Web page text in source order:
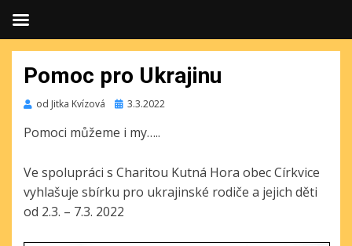
Pomoc pro Ukrajinu
od Jitka Kvízová Publikováno
3.3.2022
Pomoci můžeme i my…..
Ve spolupráci s Charitou Kutná Hora obec Církvice
vyhlašuje sbírku pro ukrajinské rodiče a jejich děti
od 2.3. – 7.3. 2022